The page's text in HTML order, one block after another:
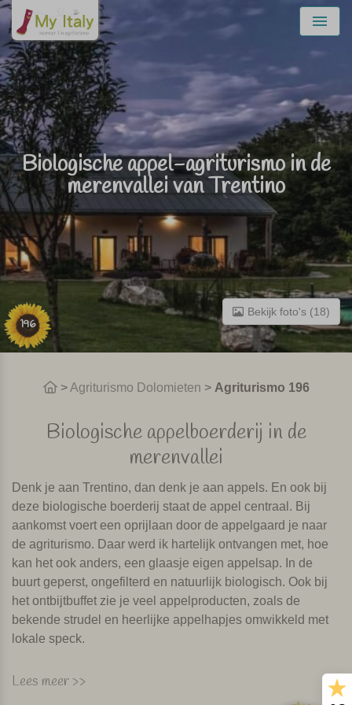
Menu
196
Bekijk foto's (18)
Biologische appel-agriturismo in de
merenvallei van Trentino
>Agriturismo Dolomieten > Agriturismo 196
Biologische appelboerderij in de
merenvallei
Denk je aan Trentino, dan denk je aan appels. En ook bij
deze biologische boerderij staat de appel centraal. Bij
aankomst voert een oprijlaan door de appelgaard je naar
de agriturismo. Daar werd ik hartelijk ontvangen met, hoe
kan het ook anders, een glaasje eigen appelsap. In de
buurt geperst, ongefilterd en natuurlijk biologisch. Ook bij
het ontbijtbuffet zie je veel appelproducten, zoals de
bekende strudel en heerlijke appelhapjes omwikkeld met
lokale speck.
De agriturismo is mooi centraal gelegen in Trentino voor
leuke uitstapjes en activiteiten. Zo ben je in een half uur bij
Lees meer >>